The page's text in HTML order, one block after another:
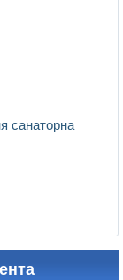
санаторна